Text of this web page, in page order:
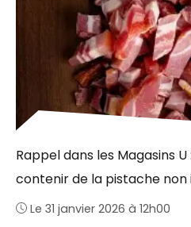
Rappel dans les Magasins
contenir de la pistache non
Le 31 janvier 2026 à 12h00